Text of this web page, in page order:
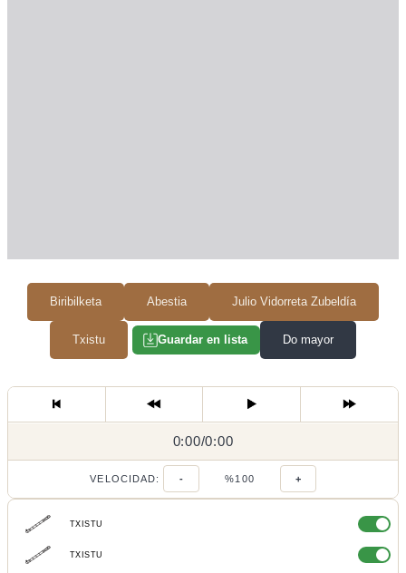
Biribilketa Abestia Julio Vidorreta Zubeldía
Txistu Guardar en lista Do mayor
0:00/
0:00/0:00
VELOCIDAD: - %100 +
TXISTU
TXISTU